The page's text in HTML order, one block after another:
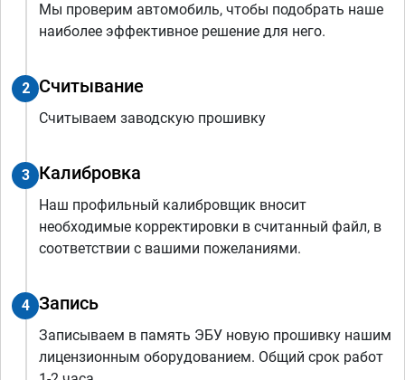
Мы проверим автомобиль, чтобы подобрать наше
наиболее эффективное решение для него.
2 Считывание
Считываем заводскую прошивку
3 Калибровка
Наш профильный калибровщик вносит
необходимые корректировки в считанный файл, в
соответствии с вашими пожеланиями.
4 Запись
Записываем в память ЭБУ новую прошивку нашим
лицензионным оборудованием. Общий срок работ